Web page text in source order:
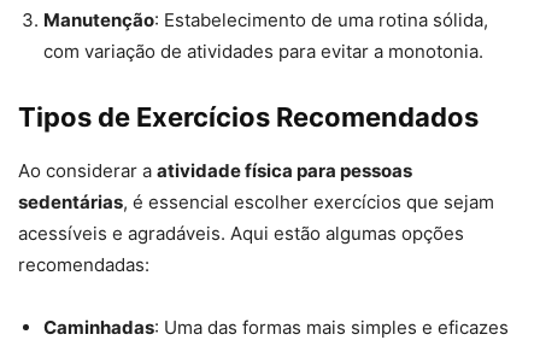
Manutenção: Estabelecimento de uma rotina sólida,
com variação de atividades para evitar a monotonia.
Tipos de Exercícios Recomendados
Ao considerar a atividade física para pessoas
sedentárias, é essencial escolher exercícios que sejam
acessíveis e agradáveis. Aqui estão algumas opções
recomendadas:
Caminhadas: Uma das formas mais simples e eficazes